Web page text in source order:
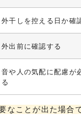
外干しを控える日か確
外出前に確認する
音や人の気配に配慮が
る
なことが出た場合